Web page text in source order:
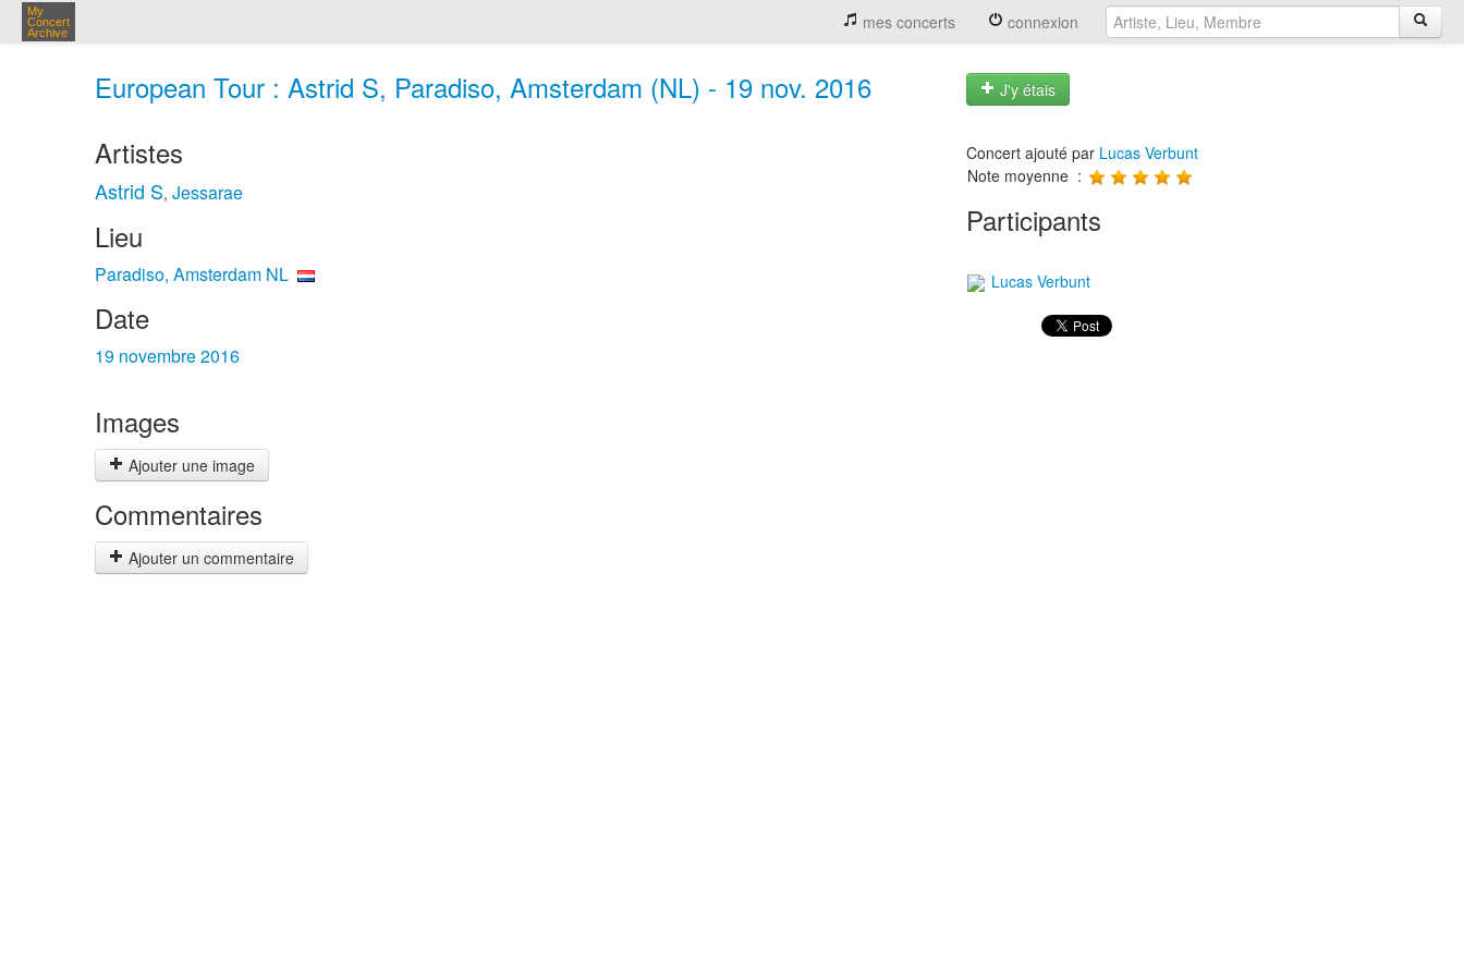
My
Concert
Archive
mes concerts connexion
European Tour : Astrid S, Paradiso, Amsterdam (NL) - 19 nov. 2016 J'y étais
Artistes
Astrid S, Jessarae
Lieu
Paradiso, Amsterdam NL
Date
19 novembre 2016
Images
Ajouter une image
Commentaires
Ajouter un commentaire
Concert ajouté par Lucas Verbunt
Note moyenne :
Participants
Lucas Verbunt